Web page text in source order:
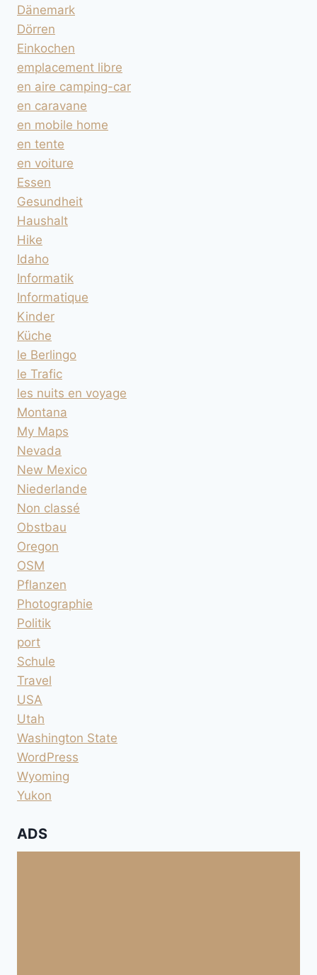
Dänemark
Dörren
Einkochen
emplacement libre
en aire camping-car
en caravane
en mobile home
en tente
en voiture
Essen
Gesundheit
Haushalt
Hike
Idaho
Informatik
Informatique
Kinder
Küche
le Berlingo
le Trafic
les nuits en voyage
Montana
My Maps
Nevada
New Mexico
Niederlande
Non classé
Obstbau
Oregon
OSM
Pflanzen
Photographie
Politik
port
Schule
Travel
USA
Utah
Washington State
WordPress
Wyoming
Yukon
ADS